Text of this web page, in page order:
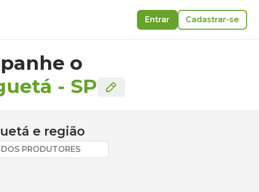
Entrar Cadastrar-se
o
- SP
e região
DOS PRODUTORES